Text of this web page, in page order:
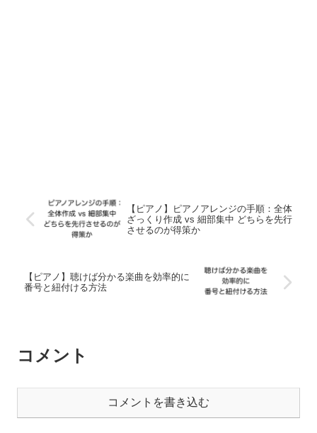
【ピアノ】ピアノアレンジの手順：全体
ざっくり作成 vs 細部集中 どちらを先行
させるのが得策か
【ピアノ】聴けば分かる楽曲を効率的に
番号と紐付ける方法
コメント
コメントを書き込む